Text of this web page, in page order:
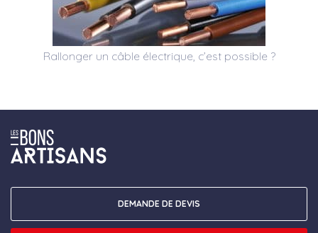
Rallonger un câble électrique, c’est possible ?
DEMANDE DE DEVIS